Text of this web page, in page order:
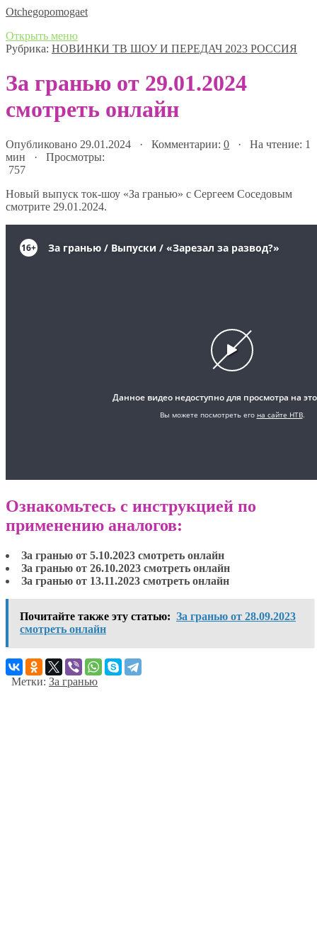
Оtchegopomogaet
Открыть меню
Рубрика: НОВИНКИ ТВ ШОУ И ПЕРЕДАЧ 2023 РОССИЯ
За гранью от 29.01.2024
смотреть онлайн
Опубликовано 29.01.2024 · Комментарии: 0 · На чтение: 1
мин · Просмотры:
757
Новый выпуск ток-шоу «За гранью» с Сергеем Соседовым
смотрите 29.01.2024.
Ознакомьтесь с инструкцией по
применению аналогов:
За гранью от 5.10.2023 смотреть онлайн
За гранью от 26.10.2023 смотреть онлайн
За гранью от 13.11.2023 смотреть онлайн
Почитайте также эту статью: За гранью от 28.09.2023
смотреть онлайн
Метки: За гранью